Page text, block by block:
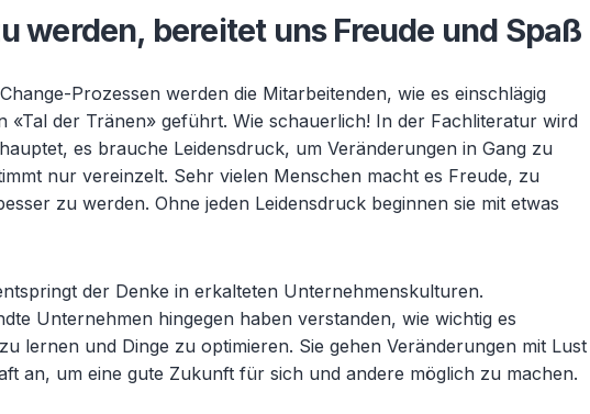
werden, bereitet uns Freude und Spaß
Prozessen werden die Mitarbeitenden, wie es einschlägig
«Tal der Tränen» geführt. Wie schauerlich! In der Fachliteratur wird
es brauche Leidensdruck, um Veränderungen in Gang zu
nur vereinzelt. Sehr vielen Menschen macht es Freude, zu
zu werden. Ohne jeden Leidensdruck beginnen sie mit etwas
der Denke in erkalteten Unternehmenskulturen.
Unternehmen hingegen haben verstanden, wie wichtig es
lernen und Dinge zu optimieren. Sie gehen Veränderungen mit Lust
an, um eine gute Zukunft für sich und andere möglich zu machen.